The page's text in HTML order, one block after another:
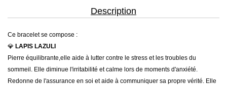
Description
Ce bracelet se compose :
💎 LAPIS LAZULI
Pierre équilibrante,elle aide à lutter contre le stress et les troubles du
sommeil. Elle diminue l'irritabilité et calme lors de moments d'anxiété.
Redonne de l'assurance en soi et aide à communiquer sa propre vérité. Elle